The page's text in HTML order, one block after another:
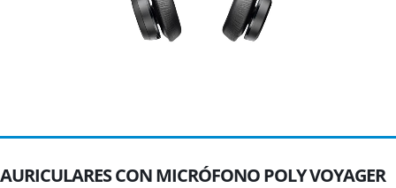
AURICULARES CON MICRÓFONO POLY VOYAGER